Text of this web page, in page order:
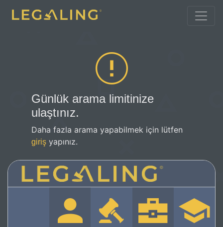
Günlük arama limitinize
ulaştınız.
Daha fazla arama yapabilmek için lütfen
giriş yapınız.